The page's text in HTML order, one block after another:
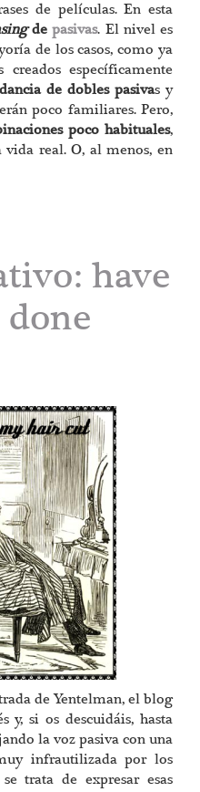
de películas. En esta
depasivas. El nivel es
de los casos, como ya
específicamente
de dobles pasivas y
poco familiares. Pero,
poco habituales,
real. O, al menos, en
have
de Yentelman, el blog
y, si os descuidáis, hasta
la voz pasiva con una
infrautilizada por los
trata de expresar esas